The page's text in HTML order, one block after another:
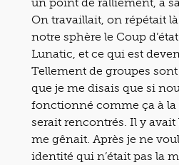
On travaillait, on répétait
notre sphère le Coup
Lunatic, et ce qui est
Tellement de groupes sont
que je me disais que si
fonctionné comme ça à la
serait rencontrés. Il y
me gênait. Après je ne
identité qui n’était pas la